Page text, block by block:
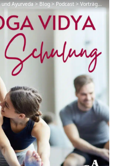
Ayurveda>Blog>Podcast>Vorträge >